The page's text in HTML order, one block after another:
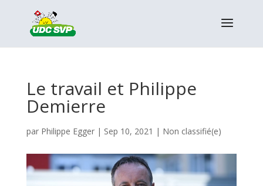
Le travail et Philippe
Demierre
par Philippe Egger| Sep 10, 2021 | Non classifié(e)